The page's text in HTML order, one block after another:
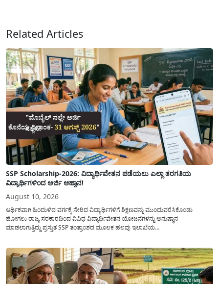
Related Articles
SSP Scholarship-2026: ವಿದ್ಯಾರ್ಥಿವೇತನ ಪಡೆಯಲು ಎಲ್ಲಾ ತರಗತಿಯ
ವಿದ್ಯಾರ್ಥಿಗಳಿಂದ ಅರ್ಜಿ ಆಹ್ವಾನ!
August 10, 2026
ಆರ್ಥಿಕವಾಗಿ ಹಿಂದುಳಿದ ವರ್ಗಕ್ಕೆ ಸೇರಿದ ವಿದ್ಯಾರ್ಥಿಗಳಿಗೆ ಶಿಕ್ಷಣವನ್ನು ಮುಂದುವರೆಸಿಕೊಂಡು
ಹೋಗಲು ರಾಜ್ಯ ಸರಕಾರದಿಂದ ವಿವಿಧ ವಿದ್ಯಾರ್ಥಿವೇತನ ಯೋಜನೆಗಳನ್ನು ಅನುಷ್ಥಾನ
ಮಾಡಲಾಗುತ್ತಿದ್ದು ಪ್ರಸ್ತುತ SSP ತಂತ್ರಾಂಶದ ಮೂಲಕ ಹಲವು ಇಲಾಖೆಯ
ವಿದ್ಯಾರ್ಥಿವೇತನವನ್ನು(Scholarship Application) ಪಡೆಯಲು ವಿದ್ಯಾರ್ಥಿಗಳಿಗೆ ಅರ್ಜಿ ಸಲ್ಲಿಸಲು
ಸರಳ...